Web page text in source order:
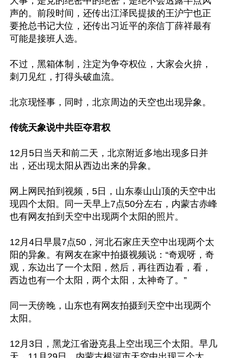
声的。前段时间，还传出江泽民提拔的王沪宁也正
要抢总书记大位，还传出习近平的亲信丁薛祥最有
可能是接班人选。
不过，黑箱体制，注定为争夺权位，大家会火拚，
刺刀见红，打得头破血流。
北京现怪事，同时，北京周边的天空也出现异象。
传统天象说中共臣夺君权
12月5日当天和前二天，北京附近多地出现多日并
出，还出现太阳从西边出来的异象。
网上网民拍到视频，5日，山东泰山山顶的天空中出
现四个太阳。同一天早上7点50分左右，内蒙古赤峰
也有网友拍到天空中出现两个太阳的照片。
12月4日早晨7点50，河北石家庄天空中出现两个太
阳的异象。有网友在家中拍摄视频说：“奇观呀，奇
观，东边出了一个太阳，然后，再往西边看，看，
西边也有一个太阳，两个太阳，太神奇了。”
同一天傍晚，山东也有网友拍摄到天空中出现两个
太阳。
12月3日，黑龙江省逊克县上空出现三个太阳。早几